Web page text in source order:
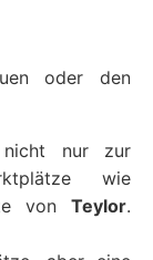
oder den
nur zur
wie
von Teylor.